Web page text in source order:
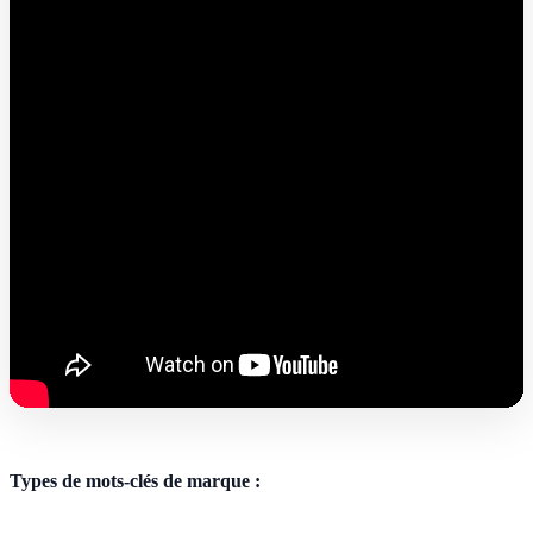
Types de mots-clés de marque :